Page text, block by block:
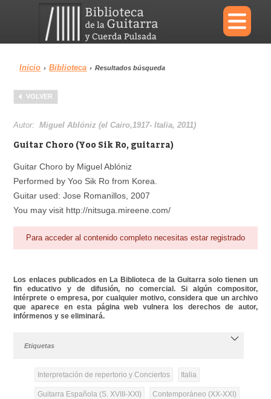
×
Menu
Biblioteca Diccionario
Área personal
Inicio › Biblioteca › Resultados búsqueda
VOLVER
Autor:Miguel Ablóniz (el Cairo,1917- Italia, 2011)
Guitar Choro (Yoo Sik Ro, guitarra)
Guitar Choro by Miguel Ablóniz
Performed by Yoo Sik Ro from Korea.
Guitar used: Jose Romanillos, 2007
You may visit http://nitsuga.mireene.com/
Para acceder al contenido completo necesitas estar registrado
Los enlaces publicados en La Biblioteca de la Guitarra solo tienen un
fin educativo y de difusión, no comercial. Si algún compositor,
intérprete o empresa, por cualquier motivo, considera que un archivo
que aparece en esta página web vulnera los derechos de autor,
infórmenos y se eliminará.
Etiquetas
Interpretación de repertorio y Conciertos Italia
Guitarra Española (S. XVIII-XXI) Contemporáneo (XX-XXI)